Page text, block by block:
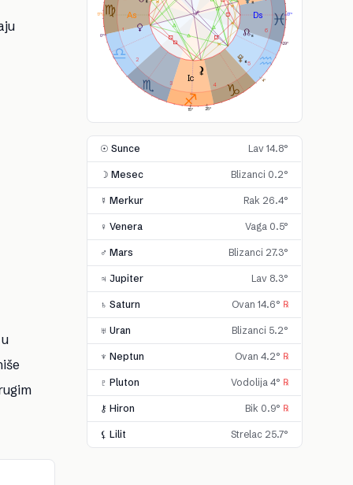
1
2
3 4
5
6
0°
4°
29°
17° 17°
15° 25°
☉ Sunce Lav 14.8°
☽ Mesec Blizanci 0.2°
☿ Merkur Rak 26.4°
♀ Venera Vaga 0.5°
♂ Mars Blizanci 27.3°
♃ Jupiter Lav 8.3°
♄ Saturn Ovan 14.6° ℞
♅ Uran Blizanci 5.2°
♆ Neptun Ovan 4.2° ℞
♇ Pluton Vodolija 4° ℞
⚷ Hiron Bik 0.9° ℞
⚸ Lilit Strelac 25.7°